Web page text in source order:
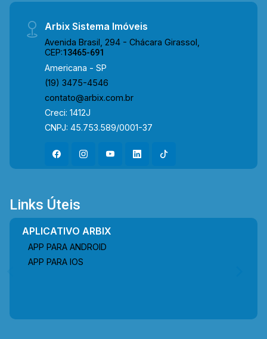
Arbix Sistema Imóveis
Avenida Brasil, 294 - Chácara Girassol,
CEP:13465-691
Americana - SP
(19) 3475-4546
contato@arbix.com.br
Creci: 1412J
CNPJ: 45.753.589/0001-37
Links Úteis
APLICATIVO ARBIX
APP PARA ANDROID
APP PARA IOS